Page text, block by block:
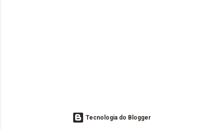
Tecnologia do Blogger